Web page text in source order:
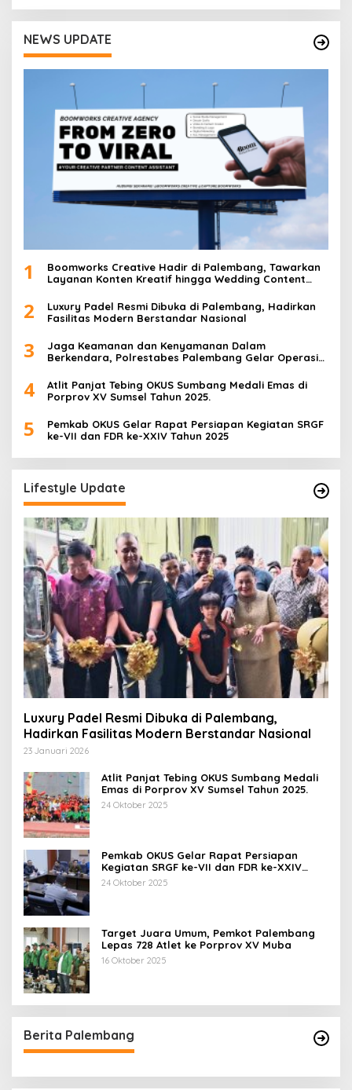
g
a
s
NEWS UPDATE
1
Boomworks Creative Hadir di Palembang, Tawarkan
Layanan Konten Kreatif hingga Wedding Content
2
Luxury Padel Resmi Dibuka di Palembang, Hadirkan
Fasilitas Modern Berstandar Nasional
3
Jaga Keamanan dan Kenyamanan Dalam
Berkendara, Polrestabes Palembang Gelar Operasi
4
Atlit Panjat Tebing OKUS Sumbang Medali Emas di
Porprov XV Sumsel Tahun 2025.
5
Pemkab OKUS Gelar Rapat Persiapan Kegiatan SRGF
ke-VII dan FDR ke-XXIV Tahun 2025
Lifestyle Update
Luxury Padel Resmi Dibuka di Palembang,
Hadirkan Fasilitas Modern Berstandar Nasional
23 Januari 2026
Atlit Panjat Tebing OKUS Sumbang Medali
Emas di Porprov XV Sumsel Tahun 2025.
24 Oktober 2025
Pemkab OKUS Gelar Rapat Persiapan
Kegiatan SRGF ke-VII dan FDR ke-XXIV
Tahun 2025
24 Oktober 2025
Target Juara Umum, Pemkot Palembang
Lepas 728 Atlet ke Porprov XV Muba
16 Oktober 2025
Berita Palembang